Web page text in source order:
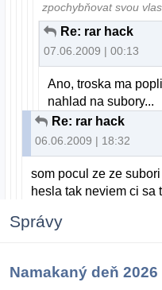
zpochybňovat svou
Re: rar hack
07.06.2009 | 00:13
Ano, troska ma
nahlad na subory...
Re: rar hack
06.06.2009 | 18:32
som pocul ze ze
hesla tak neviem ci sa
Správy
Namakaný deň 2026